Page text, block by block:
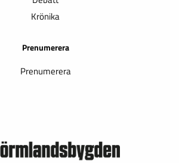
Krönika
Prenumerera
Prenumerera